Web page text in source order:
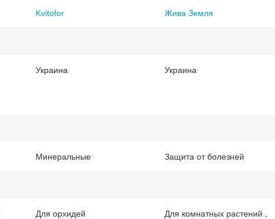
Kvitofor Жива Земля
Украина Украина
Минеральные Защита от болезней
Для орхидей
Для комнатных растений ,